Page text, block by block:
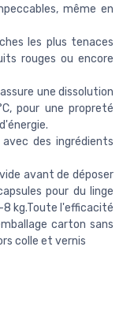
même en
les plus tenaces
rouges ou encore
une dissolution
pour une propreté
des ingrédients
avant de déposer
pour du linge
8 kg.Toute l'efficacité
carton sans
colle et vernis